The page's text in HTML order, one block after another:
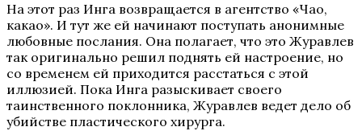
На этот раз Инга возвращается в агентство «Чао,
какао». И тут же ей начинают поступать анонимные
любовные послания. Она полагает, что это Журавлев
так оригинально решил поднять ей настроение, но
со временем ей приходится расстаться с этой
иллюзией. Пока Инга разыскивает своего
таинственного поклонника, Журавлев ведет дело об
убийстве пластического хирурга.